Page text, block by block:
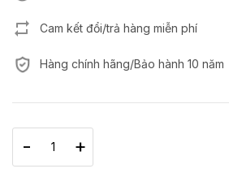
Cam kết đổi/trả hàng miễn phí
Hàng chính hãng/Bảo hành 10 năm
- +